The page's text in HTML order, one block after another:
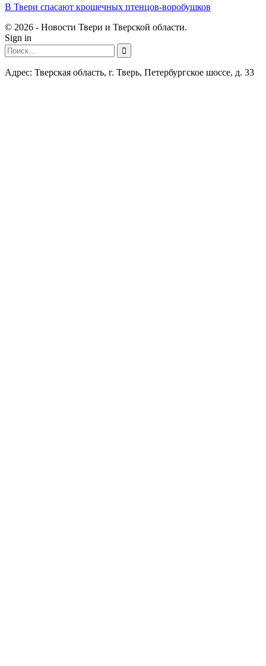
В Твери спасают крошечных птенцов-воробушков
© 2026 - Новости Твери и Тверской области.
Sign in
Адрес: Тверская область, г. Тверь, Петербургское шоссе, д. 33